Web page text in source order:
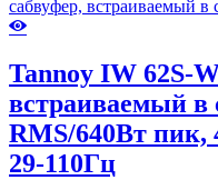
Tannoy IW 62S-
встраиваемый в
RMS/640Вт
29-110Гц